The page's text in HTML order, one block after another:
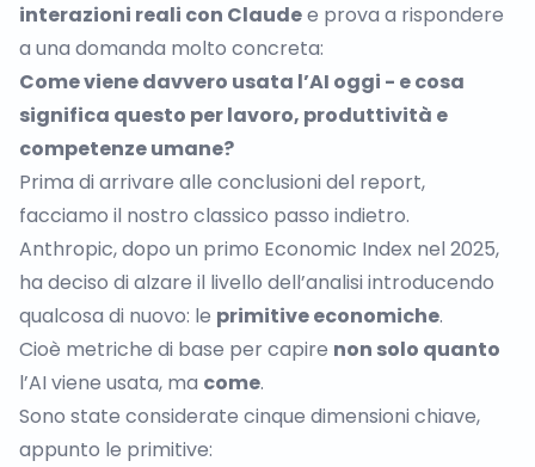
interazioni reali con Claudee prova a rispondere
a una domanda molto concreta:
Come viene davvero usata l’AI oggi - e cosa
significa questo per lavoro, produttività e
competenze umane?
Prima di arrivare alle conclusioni del report,
facciamo il nostro classico passo indietro.
Anthropic, dopo un primo Economic Index nel 2025,
ha deciso di alzare il livello dell’analisi introducendo
qualcosa di nuovo: le primitive economiche.
Cioè metriche di base per capire non solo quanto
l’AI viene usata, ma come.
Sono state considerate cinque dimensioni chiave,
appunto le primitive: